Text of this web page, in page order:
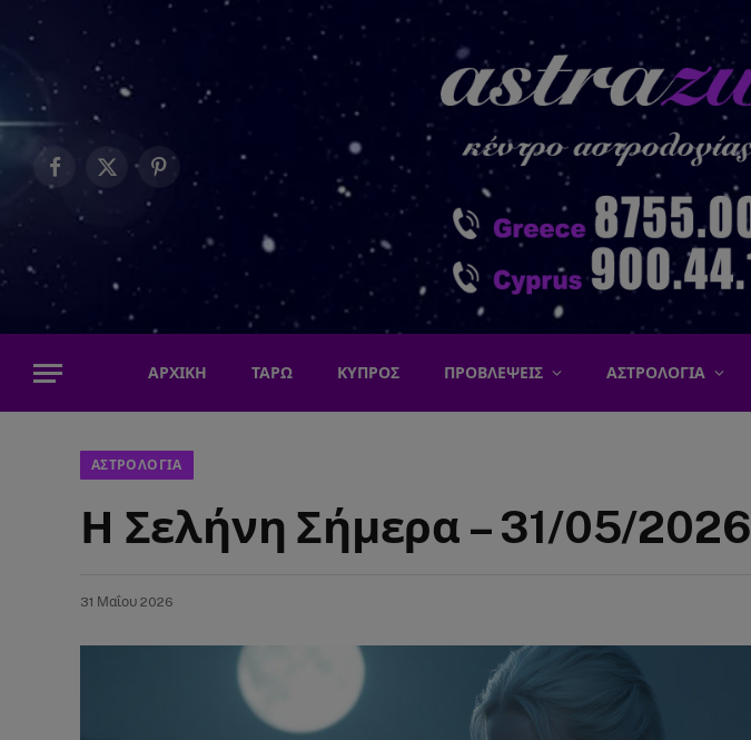
Facebook
X
(Twitter)
Pinterest
ΑΡΧΙΚΗ ΤΑΡΩ ΚΥΠΡΟΣ ΠΡΟΒΛΕΨΕΙΣ ΑΣΤΡΟΛΟΓΙΑ
ΑΣΤΡΟΛΟΓΙΑ
Η Σελήνη Σήμερα – 31/05/2026
31 Μαΐου 2026